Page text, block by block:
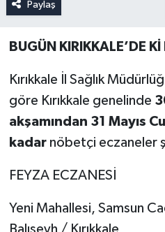
Paylaş
BUGÜN KIRIKKALE’DE
Kırıkkale İl Sağlık
göre Kırıkkale genelinde
akşamından 31 Mayıs
kadarnöbetçi eczaneler
FEYZA ECZANESİ
Yeni Mahallesi, Samsun
Balışeyh / Kırıkkale